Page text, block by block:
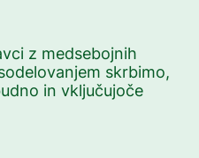
z medsebojnih
skrbimo,
in vključujoče